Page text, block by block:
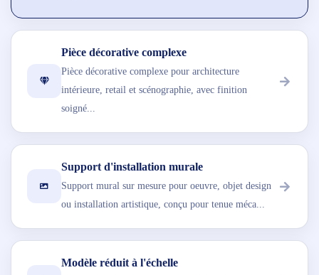
Pièce décorative complexe
Pièce décorative complexe pour architecture
intérieure, retail et scénographie, avec finition
soigné...
Support d'installation murale
Support mural sur mesure pour oeuvre, objet design
ou installation artistique, conçu pour tenue méca...
Modèle réduit à l'échelle